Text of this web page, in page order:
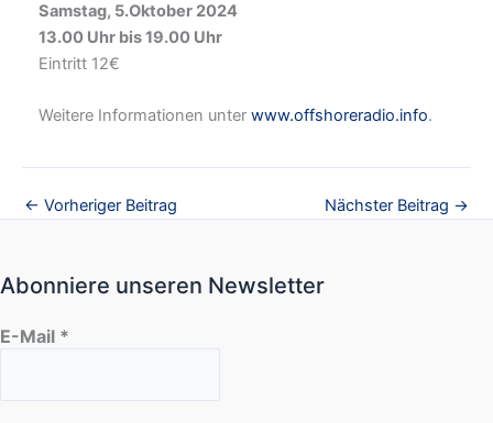
Samstag, 5.Oktober 2024
13.00 Uhr bis 19.00 Uhr
Eintritt 12€
Weitere Informationen unter www.offshoreradio.info.
← Vorheriger Beitrag Nächster Beitrag →
Abonniere unseren Newsletter
E-Mail *